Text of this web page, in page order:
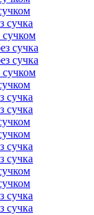
сучка
сучка
сучка
сучка
сучка
сучка
сучка
сучка
сучка